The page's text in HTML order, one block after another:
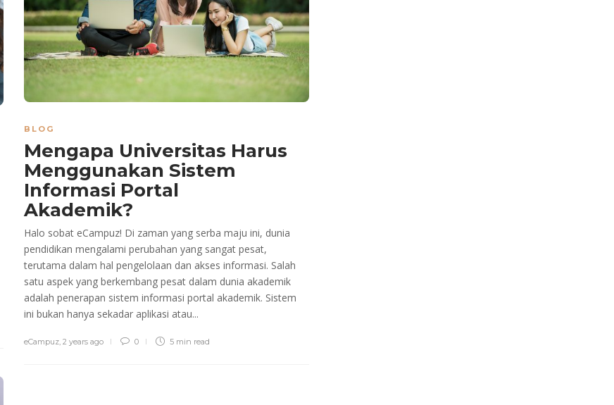
BLOG
Mengapa Universitas Harus
Menggunakan Sistem
Informasi Portal
Akademik?
Halo sobat eCampuz! Di zaman yang serba maju ini, dunia
pendidikan mengalami perubahan yang sangat pesat,
terutama dalam hal pengelolaan dan akses informasi. Salah
satu aspek yang berkembang pesat dalam dunia akademik
adalah penerapan sistem informasi portal akademik. Sistem
ini bukan hanya sekadar aplikasi atau...
eCampuz 2 years ago 0 5 min read